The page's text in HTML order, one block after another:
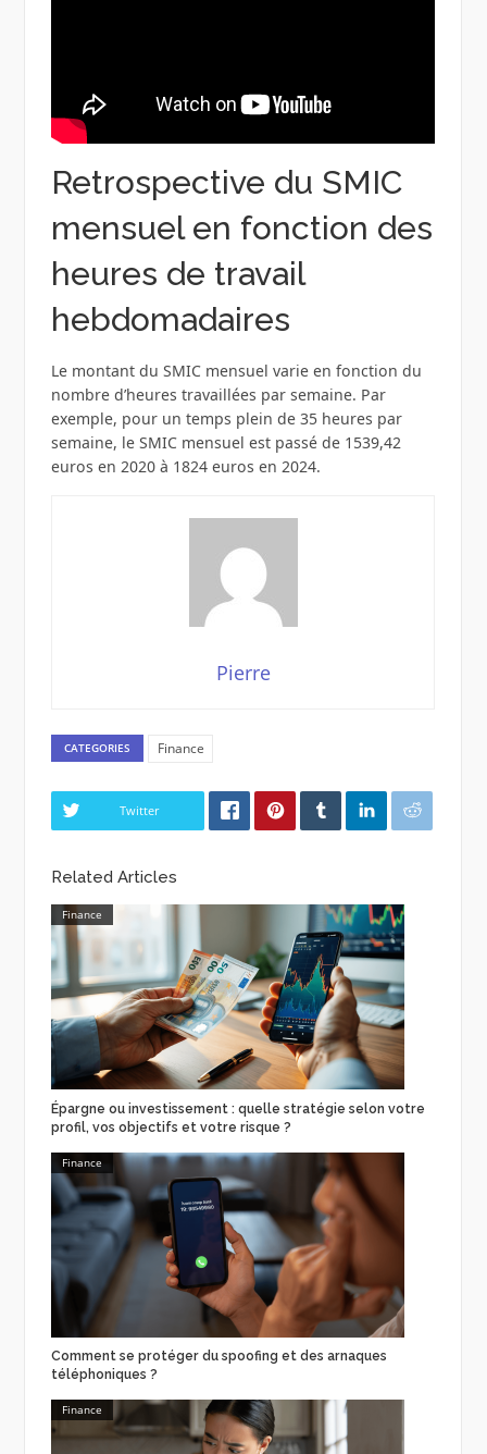
Retrospective du SMIC
mensuel en fonction des
heures de travail
hebdomadaires
Le montant du SMIC mensuel varie en fonction du
nombre d’heures travaillées par semaine. Par
exemple, pour un temps plein de 35 heures par
semaine, le SMIC mensuel est passé de 1539,42
euros en 2020 à 1824 euros en 2024.
Pierre
CATEGORIES Finance
Twitter
Related Articles
Finance
Épargne ou investissement : quelle stratégie selon votre
profil, vos objectifs et votre risque ?
Finance
Comment se protéger du spoofing et des arnaques
téléphoniques ?
Finance